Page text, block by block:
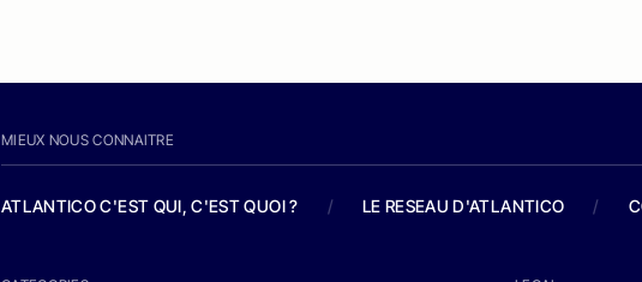
MIEUX NOUS CONNAITRE
ATLANTICO C'EST QUI, C'EST QUOI ? / LE RESEAU D'ATLANTICO /